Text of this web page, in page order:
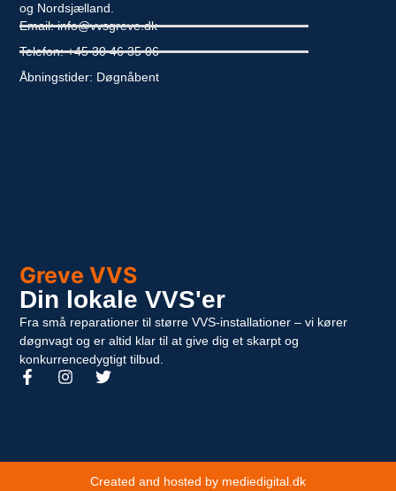
Greve VVS
Din lokale VVS'er
Fra små reparationer til større VVS-installationer – vi kører
døgnvagt og er altid klar til at give dig et skarpt og
konkurrencedygtigt tilbud.
og Nordsjælland.
Email: info@vvsgreve.dk
Telefon: +45 30 46 35 06
Åbningstider: Døgnåbent
Created and hosted by mediedigital.dk